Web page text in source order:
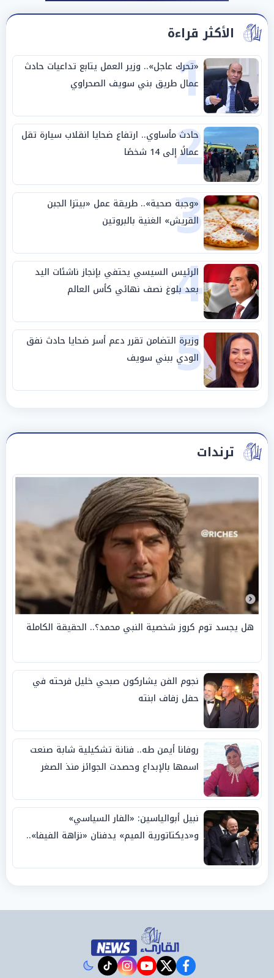
الأكثر قراءة
1
«تحرك عاجل».. وزير العمل يتابع تداعيات حادث
عمال طريق بني سويف الصحراوي
2
حادث مأساوي.. ارتفاع ضحايا انقلاب سيارة تقل
عمالًا إلى 14 شخصًا
3
«وجبة صحية».. طريقة عمل «بيتزا الجبن
القريش» الغنية بالبروتين
4
الرئيس السيسي يحتفي بإنجاز ناشئات اليد
بعد بلوغ نصف نهائي كأس العالم
5
وزيرة التضامن تقرر دعم أسر ضحايا حادث نفق
الودي ببني سويف
ترندات
هل يجسد توم كروز شخصية النبي محمد؟.. الحقيقة الكاملة
نجوم الفن يشاركون صبحي خليل فرحته في
حفل زفاف ابنته
روفانا أيمن طه.. فنانة تشكيلية شابة صنعت
اسمها بالإبداع وحصدت الجوائز منذ الصغر
نبيل أبوالياسين: «الفار السياسي»
و«ديكتاتورية الميم» يدفنان «نزاهة الفيفا»..
facebook
twitter
youtube
instagram
tiktok